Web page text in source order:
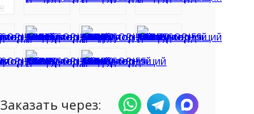
Заказать через: